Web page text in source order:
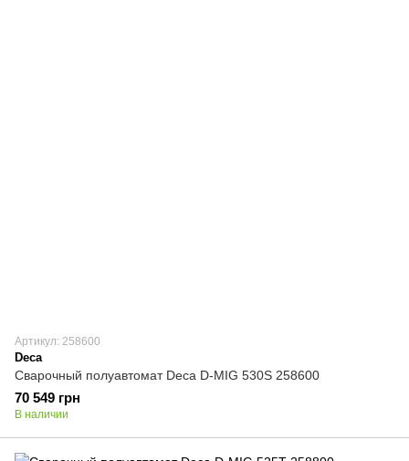
Артикул: 258600
Deca
Сварочный полуавтомат Deca D-MIG 530S 258600
70 549 грн
В наличии